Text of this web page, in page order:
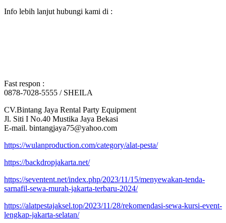
Info lebih lanjut hubungi kami di :
Fast respon :
0878-7028-5555 / SHEILA
CV.Bintang Jaya Rental Party Equipment
Jl. Siti I No.40 Mustika Jaya Bekasi
E-mail. bintangjaya75@yahoo.com
https://wulanproduction.com/category/alat-pesta/
https://backdropjakarta.net/
https://seventent.net/index.php/2023/11/15/menyewakan-tenda-
sarnafil-sewa-murah-jakarta-terbaru-2024/
https://alatpestajaksel.top/2023/11/28/rekomendasi-sewa-kursi-event-
lengkap-jakarta-selatan/